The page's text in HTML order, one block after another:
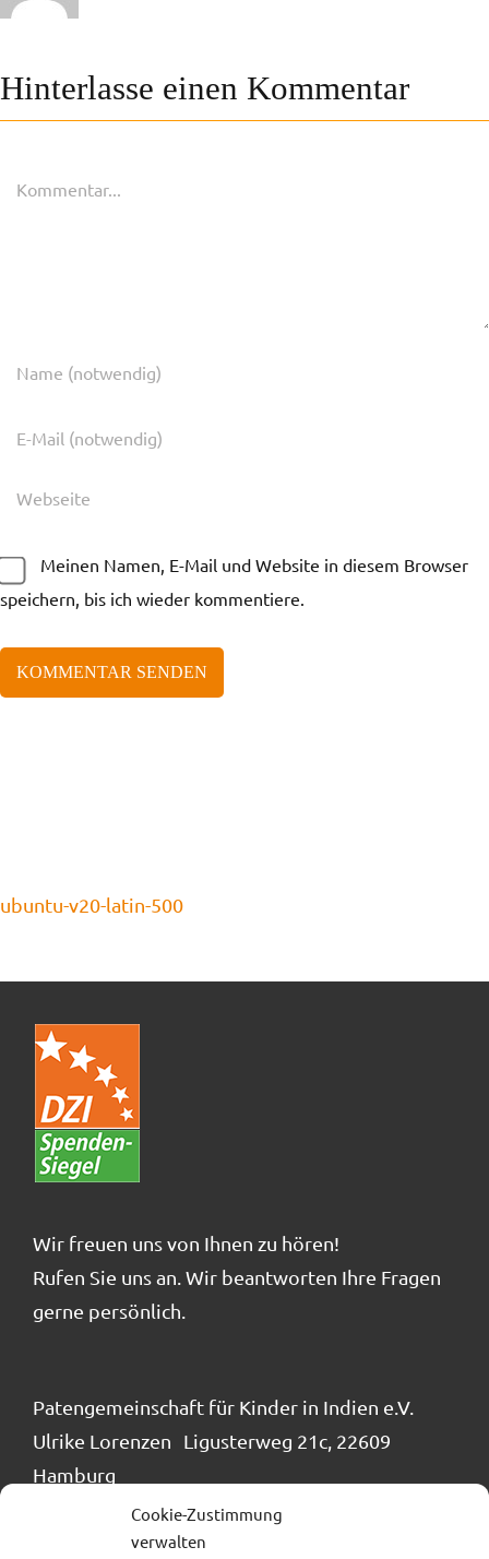
Cookie-Zustimmung
verwalten
Hinterlasse einen Kommentar
Meinen Namen, E-Mail und Website in diesem Browser
speichern, bis ich wieder kommentiere.
ubuntu-v20-latin-500
Wir freuen uns von Ihnen zu hören!
Rufen Sie uns an. Wir beantworten Ihre Fragen
gerne persönlich.
Patengemeinschaft für Kinder in Indien e.V.
Ulrike Lorenzen Ligusterweg 21c, 22609
Hamburg
Tel.: 040 / 866 24 884
info@patengemeinschaft.de